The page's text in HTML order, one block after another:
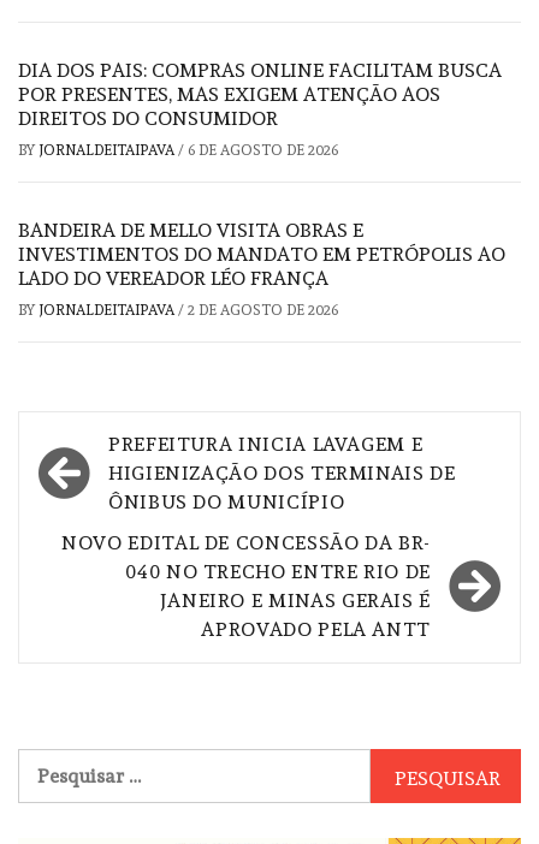
DIA DOS PAIS: COMPRAS ONLINE FACILITAM BUSCA
POR PRESENTES, MAS EXIGEM ATENÇÃO AOS
DIREITOS DO CONSUMIDOR
BY JORNALDEITAIPAVA/ 6 DE AGOSTO DE 2026
BANDEIRA DE MELLO VISITA OBRAS E
INVESTIMENTOS DO MANDATO EM PETRÓPOLIS AO
LADO DO VEREADOR LÉO FRANÇA
BY JORNALDEITAIPAVA/ 2 DE AGOSTO DE 2026
Navegação
de
PREFEITURA INICIA LAVAGEM E
HIGIENIZAÇÃO DOS TERMINAIS DE
ÔNIBUS DO MUNICÍPIO
NOVO EDITAL DE CONCESSÃO DA BR-
040 NO TRECHO ENTRE RIO DE
JANEIRO E MINAS GERAIS É
APROVADO PELA ANTT